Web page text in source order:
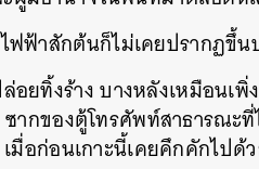
ฟ้าสักต้นก็ไม่เคยปรากฏขึ้น
ยทิ้งร้าง บางหลังเหมือนเ
กของตู้โทรศัพท์สาธารณะที่
มื่อก่อนเกาะนี้เคยคึกคักไป